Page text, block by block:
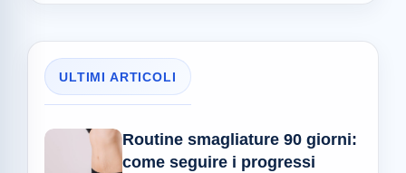
ULTIMI ARTICOLI
Routine smagliature 90 giorni:
come seguire i progressi